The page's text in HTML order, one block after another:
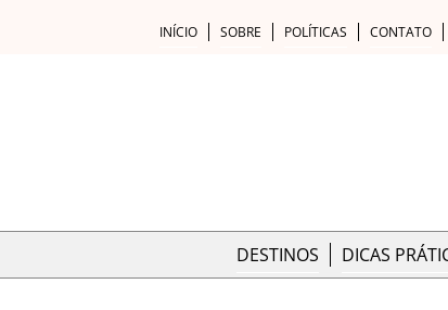
INÍCIO SOBRE POLÍTICAS CONTATO
DESTINOS DICAS